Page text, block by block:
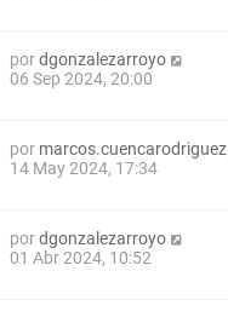
pordgonzalezarroyo
06 Sep 2024, 20:00
por marcos.cuencarodriguez
14 May 2024, 17:34
pordgonzalezarroyo
01 Abr 2024, 10:52